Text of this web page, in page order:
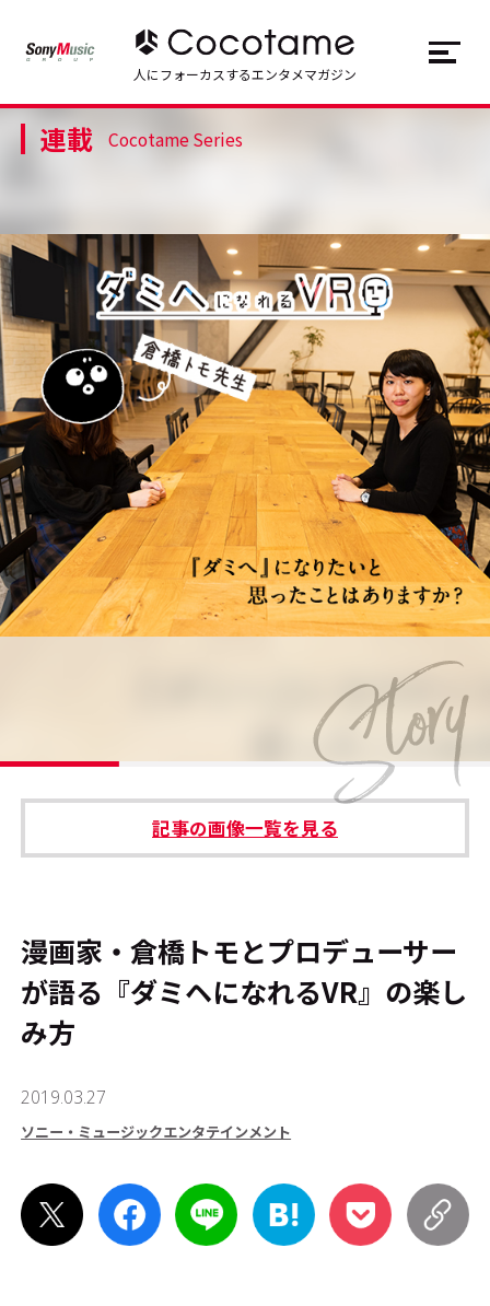
トップ Top
連載一覧 Series
Cocotameとは About
#エンタメ業界のちょっといい話
#サステナブルな取り組み #スタッフが語る
運営会社 プライバシーポリシー
本サイトご利用にあたって Cookie Settings
JP EN
人にフォーカスするエンタメマガジン
連載 Cocotame Series
記事の画像一覧を見る
漫画家・倉橋トモとプロデューサー
が語る『ダミヘになれるVR』の楽し
み方
2019.03.27
ソニー・ミュージックエンタテインメント